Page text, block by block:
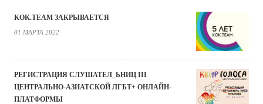
KOK.TEAM ЗАКРЫВАЕТСЯ
01 МАРТА 2022
РЕГИСТРАЦИЯ СЛУШАТЕЛ_ЬНИЦ III
ЦЕНТРАЛЬНО-АЗИАТСКОЙ ЛГБТ+ ОНЛАЙН-
ПЛАТФОРМЫ